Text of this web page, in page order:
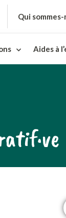
Qui sommes-
Aides à